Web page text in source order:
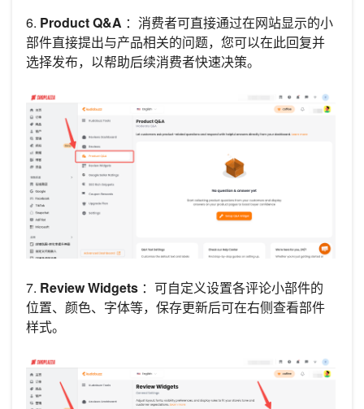
6. Product Q&A ：消费者可直接通过在网站显示的小
部件直接提出与产品相关的问题，您可以在此回复并
选择发布，以帮助后续消费者快速决策。
7. Review Widgets ：可自定义设置各评论小部件的
位置、颜色、字体等，保存更新后可在右侧查看部件
样式。